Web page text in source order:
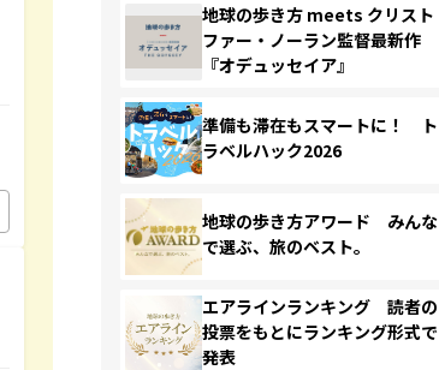
地球の歩き方 meets クリスト
ファー・ノーラン監督最新作
『オデュッセイア』
準備も滞在もスマートに！ ト
ラベルハック2026
地球の歩き方アワード みんな
で選ぶ、旅のベスト。
エアラインランキング 読者の
投票をもとにランキング形式で
発表